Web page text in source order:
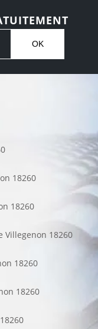
18260
18260
Villegenon 18260
18260
18260